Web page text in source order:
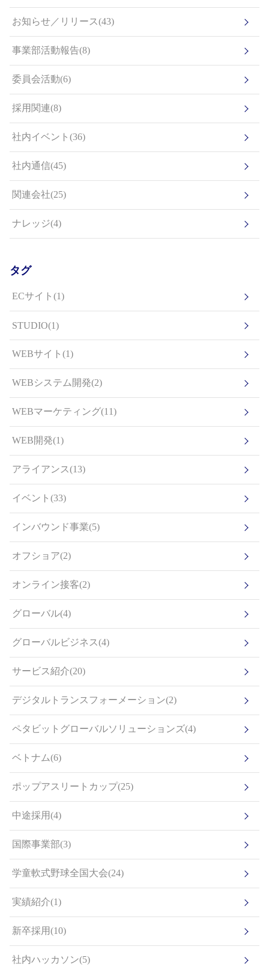
お知らせ／リリース(43)
事業部活動報告(8)
委員会活動(6)
採用関連(8)
社内イベント(36)
社内通信(45)
関連会社(25)
ナレッジ(4)
タグ
ECサイト(1)
STUDIO(1)
WEBサイト(1)
WEBシステム開発(2)
WEBマーケティング(11)
WEB開発(1)
アライアンス(13)
イベント(33)
インバウンド事業(5)
オフショア(2)
オンライン接客(2)
グローバル(4)
グローバルビジネス(4)
サービス紹介(20)
デジタルトランスフォーメーション(2)
ペタビットグローバルソリューションズ(4)
ベトナム(6)
ポップアスリートカップ(25)
中途採用(4)
国際事業部(3)
学童軟式野球全国大会(24)
実績紹介(1)
新卒採用(10)
社内ハッカソン(5)